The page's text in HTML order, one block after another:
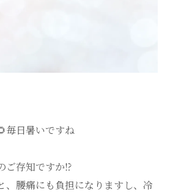
毎日暑いですね
ご存知ですか⁉︎
、腰痛にも負担になりますし、冷